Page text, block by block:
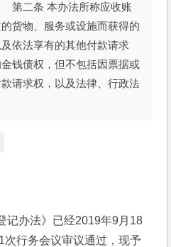
二条 本办法所称应收账
货物、服务或设施而获得的
依法享有的其他付款请求
钱债权，但不包括因票据或
请求权，以及法律、行政法
办法》已经2019年9月18
次行务会议审议通过，现予